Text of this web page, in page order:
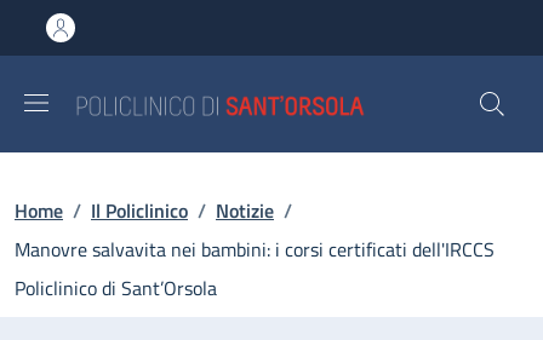
al contenuto principale
to footer content
Briciole di pane
Home / Il Policlinico / Notizie /
Manovre salvavita nei bambini: i corsi certificati dell'IRCCS
Policlinico di Sant’Orsola